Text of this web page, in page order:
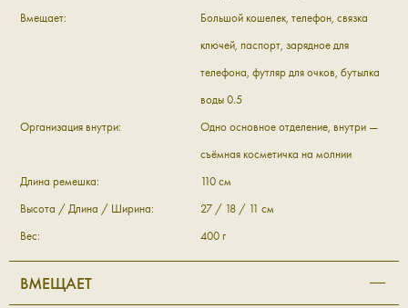
Вмещает:
Большой кошелек, телефон, связка
ключей, паспорт, зарядное для
телефона, футляр для очков, бутылка
воды 0.5
Организация внутри:
Одно основное отделение, внутри —
съёмная косметичка на молнии
Длина ремешка:
110 см
Высота / Длина / Ширина:
27 / 18 / 11 см
Вес:
400 г
ВМЕЩАЕТ